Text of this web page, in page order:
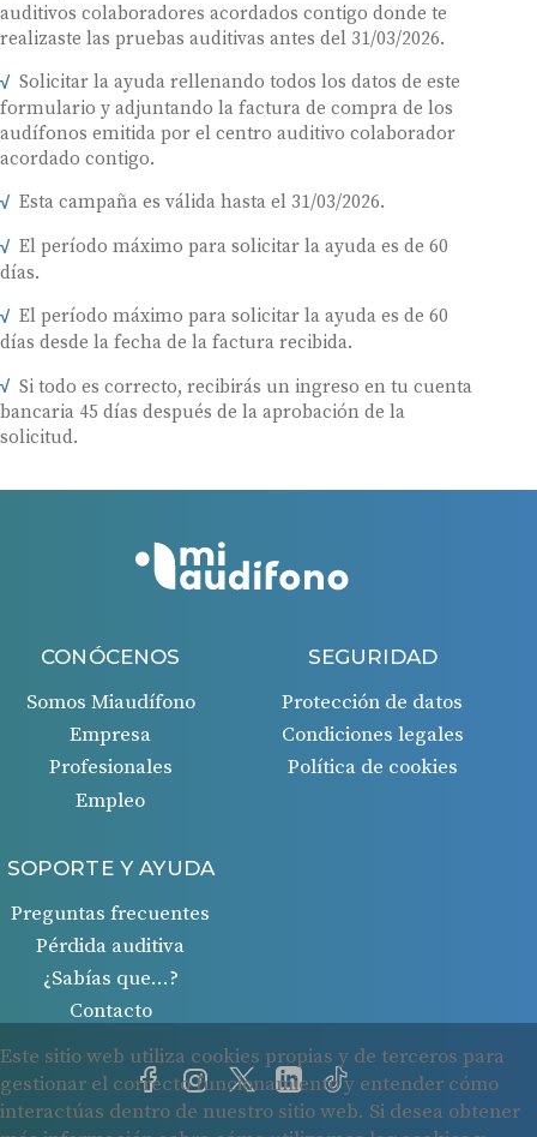
auditivos colaboradores acordados contigo donde te
realizaste las pruebas auditivas antes del 31/03/2026.
Solicitar la ayuda rellenando todos los datos de este
formulario y adjuntando la factura de compra de los
audífonos emitida por el centro auditivo colaborador
acordado contigo.
Esta campaña es válida hasta el 31/03/2026.
El período máximo para solicitar la ayuda es de 60
días.
El período máximo para solicitar la ayuda es de 60
días desde la fecha de la factura recibida.
Si todo es correcto, recibirás un ingreso en tu cuenta
bancaria 45 días después de la aprobación de la
solicitud.
CONÓCENOS
Somos Miaudífono
Empresa
Profesionales
Empleo
SEGURIDAD
Protección de datos
Condiciones legales
Política de cookies
SOPORTE Y AYUDA
Preguntas frecuentes
Pérdida auditiva
¿Sabías que…?
Contacto